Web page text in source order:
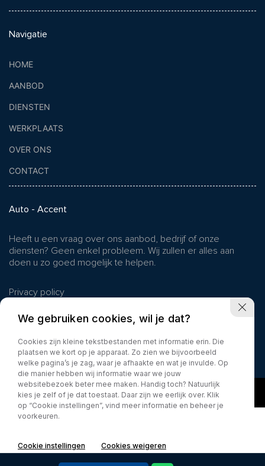
Navigatie
HOME
AANBOD
DIENSTEN
WERKPLAATS
OVER ONS
CONTACT
Auto - Accent
Heeft u een vraag over ons aanbod, bedrijf of onze
diensten? Geen enkel probleem. Wij zullen er alles aan
doen u zo goed mogelijk te helpen.
Privacy policy
We gebruiken cookies, wil je dat?
Cookies zijn kleine tekstbestanden met informatie erin. Die
plaatsen we kort op je apparaat. Zo zien we bijvoorbeeld
welke pagina’s je zag, waar je afhaakte en wat je invulde. Op
die manier hebben wij informatie waar we jouw
websitebezoek beter mee maken. Handig toch? Natuurlijk
kies je zelf of je dat toestaat. Daar zijn we eerlijk over. Klik
op “Cookie instellingen”, vind meer informatie en beheer je
voorkeuren.
Cookie instellingen Cookies weigeren